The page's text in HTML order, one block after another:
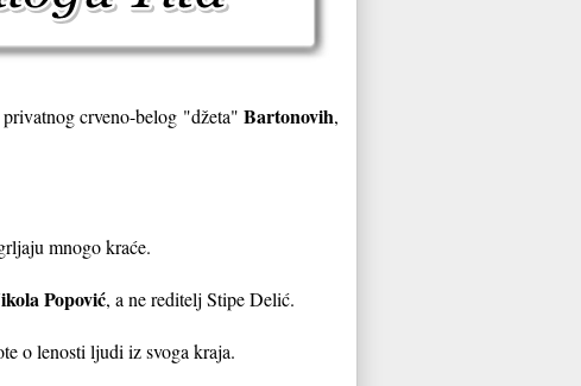
crveno-belog "džeta"Bartonovih,
mnogo kraće.
Popović, a ne reditelj Stipe Delić.
o lenosti ljudi iz svoga kraja.